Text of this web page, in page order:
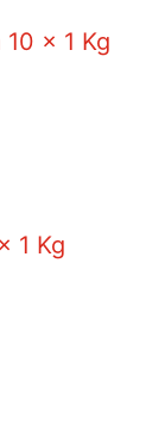
x 1 Kg
1 Kg